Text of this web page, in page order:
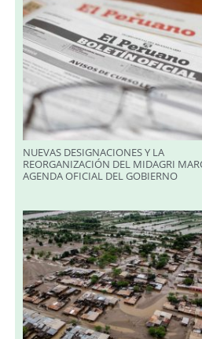
NUEVAS DESIGNACIONES Y LA
REORGANIZACIÓN DEL MIDAGRI
AGENDA OFICIAL DEL GOBIERNO